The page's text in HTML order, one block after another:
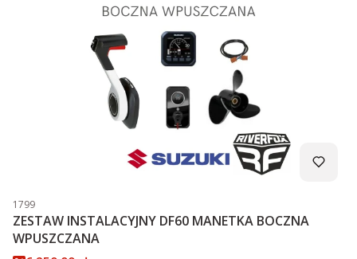
Kod produktu
1799
ZESTAW INSTALACYJNY DF60 MANETKA BOCZNA
WPUSZCZANA